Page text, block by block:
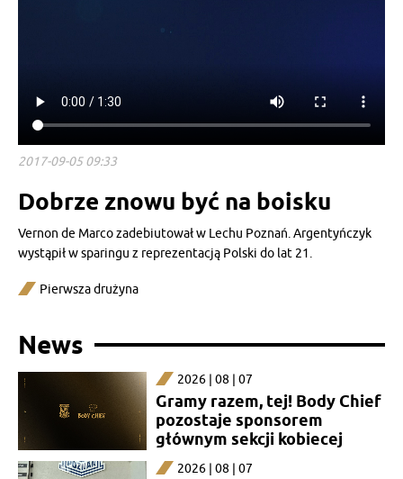
2017-09-05 09:33
Dobrze znowu być na boisku
Vernon de Marco zadebiutował w Lechu Poznań. Argentyńczyk
wystąpił w sparingu z reprezentacją Polski do lat 21.
Pierwsza drużyna
News
2026 | 08 | 07
Gramy razem, tej! Body Chief
pozostaje sponsorem
głównym sekcji kobiecej
2026 | 08 | 07